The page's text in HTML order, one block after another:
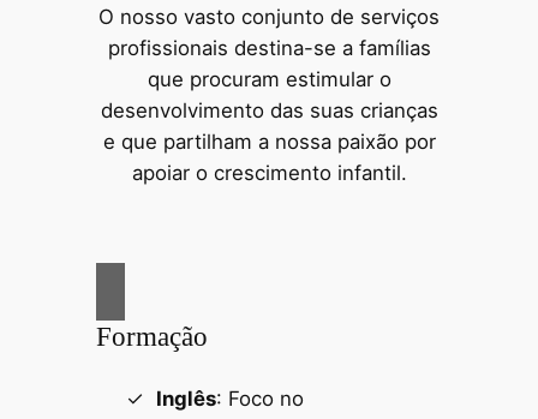
O nosso vasto conjunto de serviços
profissionais destina-se a famílias
que procuram estimular o
desenvolvimento das suas crianças
e que partilham a nossa paixão por
apoiar o crescimento infantil.
Formação
Inglês: Foco no